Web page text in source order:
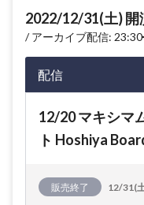
2022/12/31(土) 開
アーカイブ配信: 23:30
配信
12/20 マキシマ
ト Hoshiya
販売終了 12/31(